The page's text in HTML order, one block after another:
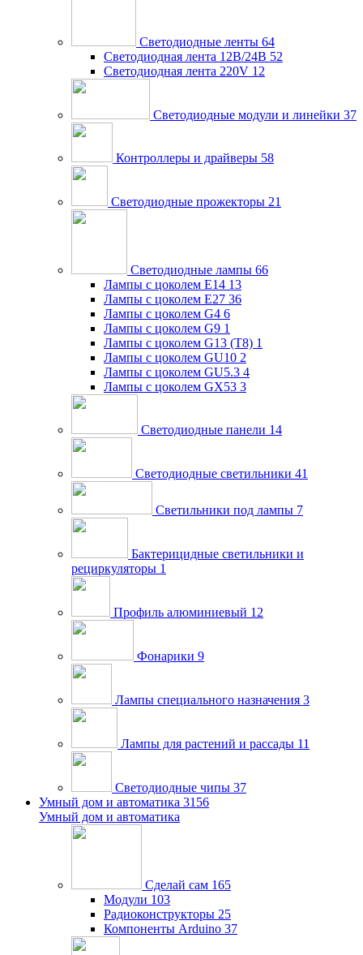
Светодиодные ленты 64
Светодиодная лента 12В/24В 52
Светодиодная лента 220V 12
Светодиодные модули и линейки 37
Контроллеры и драйверы 58
Светодиодные прожекторы 21
Светодиодные лампы 66
Лампы с цоколем E14 13
Лампы с цоколем E27 36
Лампы с цоколем G4 6
Лампы с цоколем G9 1
Лампы с цоколем G13 (Т8) 1
Лампы с цоколем GU10 2
Лампы с цоколем GU5.3 4
Лампы с цоколем GX53 3
Светодиодные панели 14
Светодиодные светильники 41
Светильники под лампы 7
Бактерицидные светильники и
рециркуляторы 1
Профиль алюминиевый 12
Фонарики 9
Лампы специального назначения 3
Лампы для растений и рассады 11
Светодиодные чипы 37
Умный дом и автоматика 3156
Умный дом и автоматика
Сделай сам 165
Модули 103
Радиоконструкторы 25
Компоненты Arduino 37